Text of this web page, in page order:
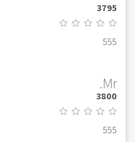
3795
555
Mr.
3800
555